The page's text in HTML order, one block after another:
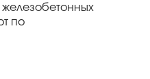
железобетонных
по